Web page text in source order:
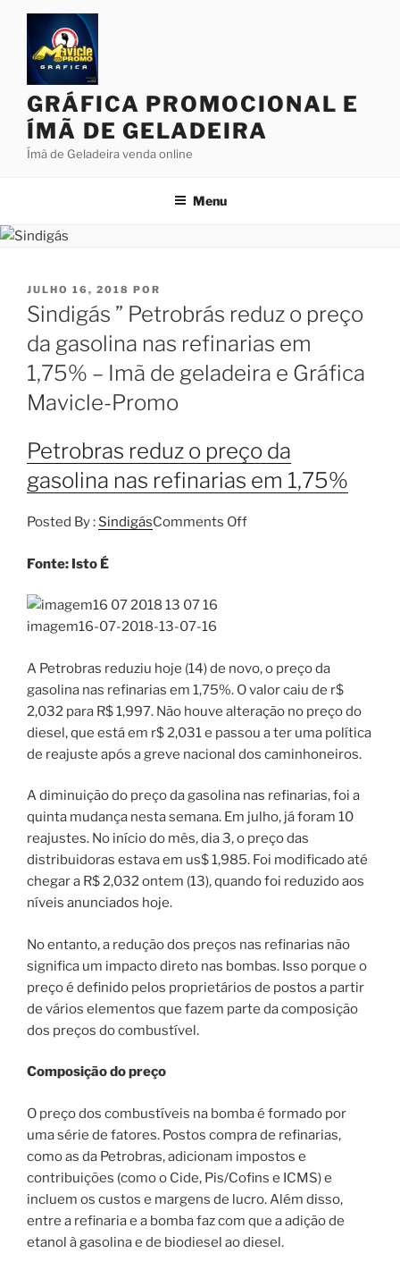
Pular
conteúdo
GRÁFICA PROMOCIONAL E
ÍMÃ DE GELADEIRA
Ímã de Geladeira venda online
Menu
PUBLICADO
EM
JULHO 16, 2018 POR
Sindigás ” Petrobrás reduz o preço
da gasolina nas refinarias em
1,75% – Imã de geladeira e Gráfica
Mavicle-Promo
Petrobras reduz o preço da
gasolina nas refinarias em 1,75%
Posted By : SindigásComments Off
Fonte: Isto É
imagem16-07-2018-13-07-16
A Petrobras reduziu hoje (14) de novo, o preço da
gasolina nas refinarias em 1,75%. O valor caiu de r$
2,032 para R$ 1,997. Não houve alteração no preço do
diesel, que está em r$ 2,031 e passou a ter uma política
de reajuste após a greve nacional dos caminhoneiros.
A diminuição do preço da gasolina nas refinarias, foi a
quinta mudança nesta semana. Em julho, já foram 10
reajustes. No início do mês, dia 3, o preço das
distribuidoras estava em us$ 1,985. Foi modificado até
chegar a R$ 2,032 ontem (13), quando foi reduzido aos
níveis anunciados hoje.
No entanto, a redução dos preços nas refinarias não
significa um impacto direto nas bombas. Isso porque o
preço é definido pelos proprietários de postos a partir
de vários elementos que fazem parte da composição
dos preços do combustível.
Composição do preço
O preço dos combustíveis na bomba é formado por
uma série de fatores. Postos compra de refinarias,
como as da Petrobras, adicionam impostos e
contribuições (como o Cide, Pis/Cofins e ICMS) e
incluem os custos e margens de lucro. Além disso,
entre a refinaria e a bomba faz com que a adição de
etanol à gasolina e de biodiesel ao diesel.